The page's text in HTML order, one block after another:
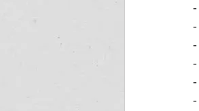
-
-
-
-
-
-